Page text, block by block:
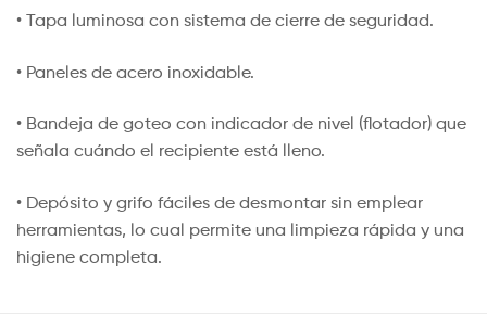
• Tapa luminosa con sistema de cierre de seguridad.
• Paneles de acero inoxidable.
• Bandeja de goteo con indicador de nivel (flotador) que
señala cuándo el recipiente está lleno.
• Depósito y grifo fáciles de desmontar sin emplear
herramientas, lo cual permite una limpieza rápida y una
higiene completa.